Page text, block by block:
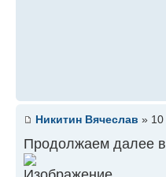
Никитин Вячеслав » 10
Продолжаем далее